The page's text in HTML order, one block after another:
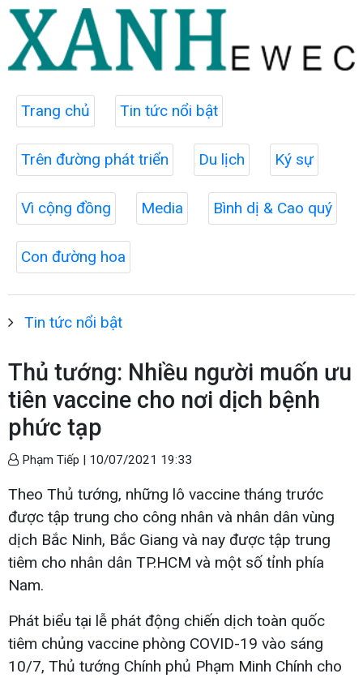
Trang chủ Tin tức nổi bật
Trên đường phát triển Du lịch Ký sự
Vì cộng đồng Media Bình dị & Cao quý
Con đường hoa
Tin tức nổi bật
Thủ tướng: Nhiều người muốn ưu
tiên vaccine cho nơi dịch bệnh
phức tạp
Phạm Tiếp | 10/07/2021 19:33
Theo Thủ tướng, những lô vaccine tháng trước
được tập trung cho công nhân và nhân dân vùng
dịch Bắc Ninh, Bắc Giang và nay được tập trung
tiêm cho nhân dân TP.HCM và một số tỉnh phía
Nam.
Phát biểu tại lễ phát động chiến dịch toàn quốc
tiêm chủng vaccine phòng COVID-19 vào sáng
10/7, Thủ tướng Chính phủ Phạm Minh Chính cho